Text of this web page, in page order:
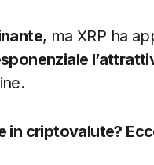
, ma XRP ha
in criptovalute?